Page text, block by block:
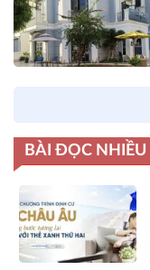
BÀI ĐỌC NHIỀU